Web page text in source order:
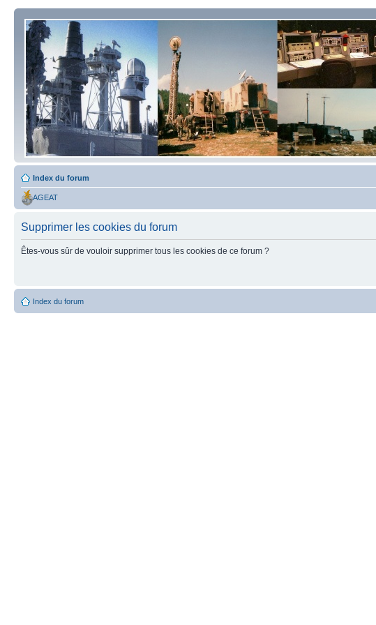
Index du forum
AGEAT
Supprimer les cookies du forum
Êtes-vous sûr de vouloir supprimer tous les cookies de ce forum ?
Index du forum